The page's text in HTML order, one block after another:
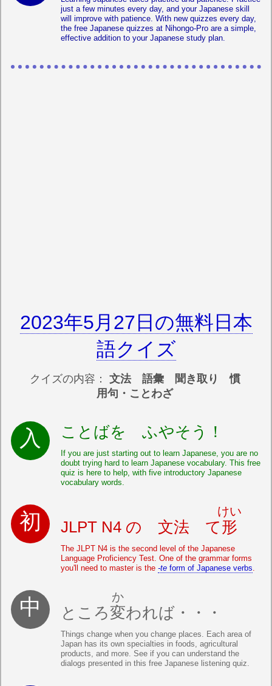
just a few minutes every day, and your Japanese skill
will improve with patience. With new quizzes every day,
the free Japanese quizzes at Nihongo-Pro are a simple,
effective addition to your Japanese study plan.
2023年5月27日の無料日本
語クイズ
クイズの内容： 文法 語彙 聞き取り 慣
用句・ことわざ
ことばを ふやそう！
If you are just starting out to learn Japanese, you are no
doubt trying hard to learn Japanese vocabulary. This free
quiz is here to help, with five introductory Japanese
vocabulary words.
JLPT N4 の 文法 て形
けい
The JLPT N4 is the second level of the Japanese
Language Proficiency Test. One of the grammar forms
you'll need to master is the -te form of Japanese verbs.
ところ変
か
われば・・・
Things change when you change places. Each area of
Japan has its own specialties in foods, agricultural
products, and more. See if you can understand the
dialogs presented in this free Japanese listening quiz.